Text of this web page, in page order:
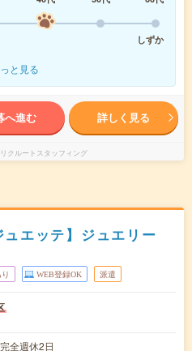
しずか
と見る
へ進む 詳しく見る
クルートスタッフィング
エッテ】ジュエリー
WEB登録OK 派遣
全週休2日